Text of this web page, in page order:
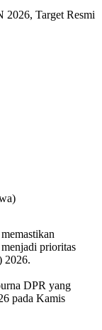
Target Resmi
prioritas
2026.
DPR yang
pada Kamis